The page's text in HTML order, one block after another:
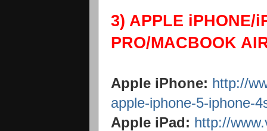
3) APPLE iPHONE/
PRO/MACBOOK
Apple iPhone: http://
apple-iphone-5-iphone-
Apple iPad: http://